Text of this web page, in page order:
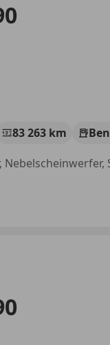
83 263 km